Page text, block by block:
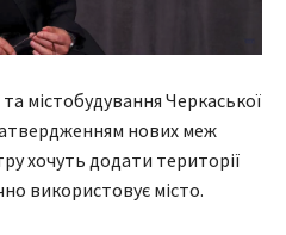
містобудування Черкаської
нових меж
хочуть додати території
використовує місто.